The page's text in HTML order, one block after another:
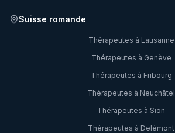
Suisse romande
Thérapeutes à Lausanne
Thérapeutes à Genève
Thérapeutes à Fribourg
Thérapeutes à Neuchâtel
Thérapeutes à Sion
Thérapeutes à Delémont